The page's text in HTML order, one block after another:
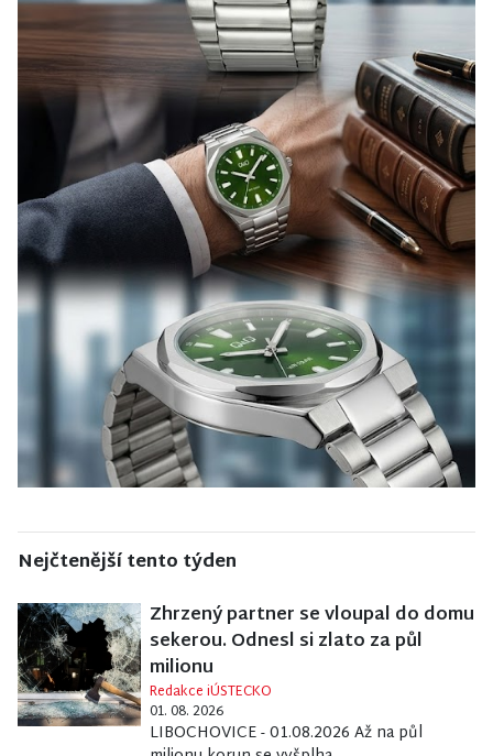
Nejčtenější tento týden
Zhrzený partner se vloupal do domu
sekerou. Odnesl si zlato za půl
milionu
Redakce iÚSTECKO
01. 08. 2026
LIBOCHOVICE - 01.08.2026 Až na půl